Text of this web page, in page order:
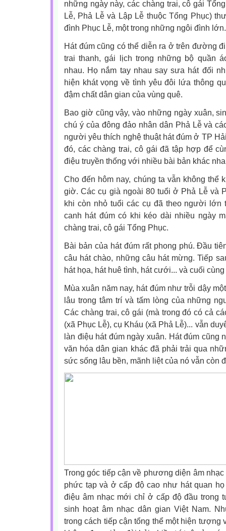
những ngày này, các chàng trai, cô gái
Lễ, Phả Lễ và Lập Lễ thuộc Tổng Phục)
đình Phục Lễ, một trong những ngôi đình lớn.
Hát đúm cũng có thể diễn ra ở trên đường
trai thanh, gái lịch trong những bộ quần
nhau. Họ nắm tay nhau say sưa hát đối
hiện khát vọng về tình yêu đôi lứa thông
đậm chất dân gian của vùng quê.
Bao giờ cũng vậy, vào những ngày xuân,
chú ý của đông đảo nhân dân Phả Lễ và
người yêu thích nghệ thuật hát đúm ở TP
đó, các chàng trai, cô gái đã tập hợp để
điệu truyền thống với nhiều bài bản khác
Cho đến hôm nay, chúng ta vẫn không thể
giờ. Các cụ già ngoài 80 tuổi ở Phả Lễ và
khi còn nhỏ tuổi các cụ đã theo người lớn
canh hát đúm có khi kéo dài nhiều ngày
chàng trai, cô gái Tổng Phục.
Bài bản của hát đúm rất phong phú. Đầu
câu hát chào, những câu hát mừng. Tiếp
hát họa, hát huê tình, hát cưới... và cuối
Mùa xuân năm nay, hát đúm như trỗi dậy
lâu trong tâm trí và tấm lòng của những
Các chàng trai, cô gái (mà trong đó có cả
(xã Phục Lễ), cụ Kháu (xã Phả Lễ)... vẫn
làn điệu hát đúm ngày xuân. Hát đúm cũng
văn hóa dân gian khác đã phải trải qua
sức sống lâu bền, mãnh liệt của nó vẫn còn
Trong góc tiếp cận về phương diện âm
phức tạp và ở cấp độ cao như hát quan
điệu âm nhạc mới chỉ ở cấp độ đầu trong
sinh hoạt âm nhạc dân gian Việt Nam.
trong cách tiếp cận tổng thể một hiện tượng